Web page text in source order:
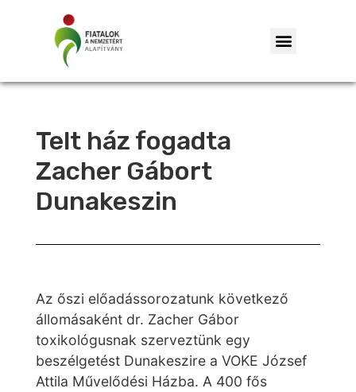
Telt ház fogadta
Zacher Gábort
Dunakeszin
Az őszi előadássorozatunk következő
állomásaként dr. Zacher Gábor
toxikológusnak szerveztünk egy
beszélgetést Dunakeszire a VOKE József
Attila Művelődési Házba. A 400 fős